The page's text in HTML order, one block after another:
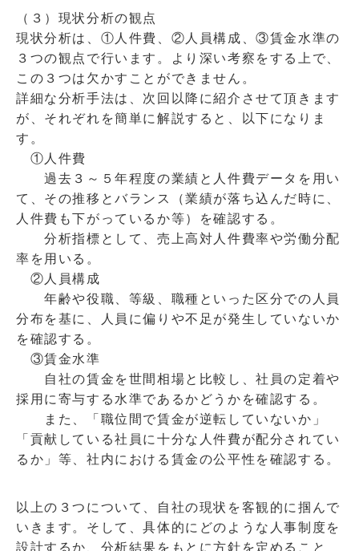
（３）現状分析の観点
現状分析は、①人件費、②人員構成、③賃金水準の
３つの観点で行います。より深い考察をする上で、
この３つは欠かすことができません。
詳細な分析手法は、次回以降に紹介させて頂きます
が、それぞれを簡単に解説すると、以下になりま
す。
①人件費
過去３～５年程度の業績と人件費データを用い
て、その推移とバランス（業績が落ち込んだ時に、
人件費も下がっているか等）を確認する。
分析指標として、売上高対人件費率や労働分配
率を用いる。
②人員構成
年齢や役職、等級、職種といった区分での人員
分布を基に、人員に偏りや不足が発生していないか
を確認する。
③賃金水準
自社の賃金を世間相場と比較し、社員の定着や
採用に寄与する水準であるかどうかを確認する。
また、「職位間で賃金が逆転していないか」
「貢献している社員に十分な人件費が配分されてい
るか」等、社内における賃金の公平性を確認する。
以上の３つについて、自社の現状を客観的に掴んで
いきます。そして、具体的にどのような人事制度を
設計するか、分析結果をもとに方針を定めること